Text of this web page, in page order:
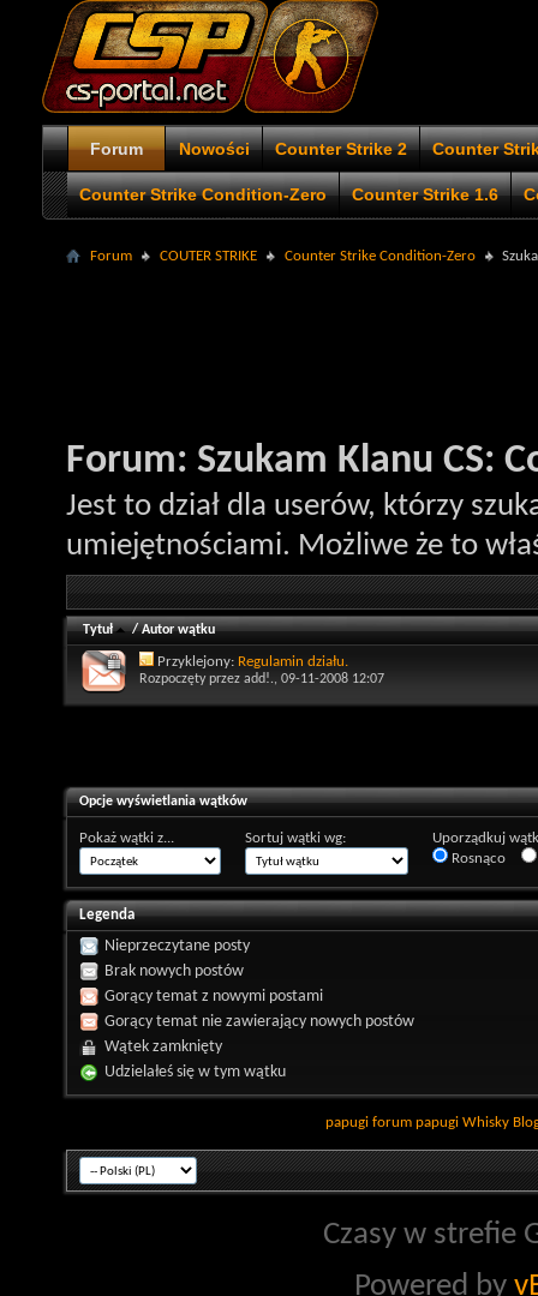
Forum Nowości Counter Strike 2 Counter
Counter Strike Condition-Zero Counter Strike 1.6
Forum COUTER STRIKE Counter Strike Condition-Zero
Forum: Szukam Klanu CS:
Jest to dział dla userów, którzy
umiejętnościami. Możliwe że to
Tytuł /Autor wątku
Przyklejony: Regulamin działu.
Rozpoczęty przez add!., 09-11-2008 12:07
Opcje wyświetlania wątków
Pokaż wątki z... Sortuj wątki wg:
Uporządkuj
Rosnąco
Legenda
Nieprzeczytane posty
Brak nowych postów
Gorący temat z nowymi postami
Gorący temat nie zawierający nowych postów
Wątek zamknięty
Udzielałeś się w tym wątku
papugi forum papugi Whisky
Czasy w strefie
Powered by